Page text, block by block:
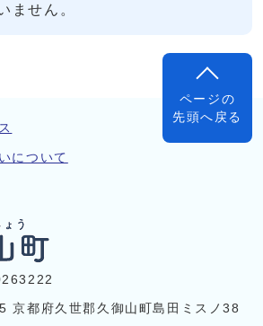
ません。
ページの
先頭へ戻る
について
都府久世郡久御山町島田ミスノ38